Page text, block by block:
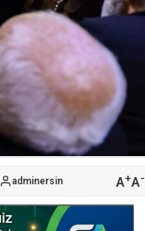
adminersin A+A-